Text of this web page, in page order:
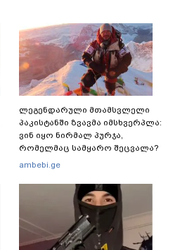
ლეგენდარული მთამსვლელი
პაკისტანში ზვავმა იმსხვერპლა:
ვინ იყო ნირმალ პურჯა,
რომელმაც სამყარო შეცვალა?
ambebi.ge